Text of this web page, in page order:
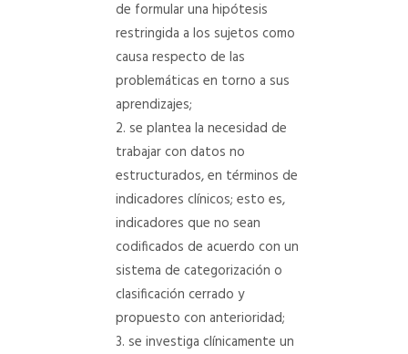
de formular una hipótesis
restringida a los sujetos como
causa respecto de las
problemáticas en torno a sus
aprendizajes;
se plantea la necesidad de
trabajar con datos no
estructurados, en términos de
indicadores clínicos; esto es,
indicadores que no sean
codificados de acuerdo con un
sistema de categorización o
clasificación cerrado y
propuesto con anterioridad;
se investiga clínicamente un